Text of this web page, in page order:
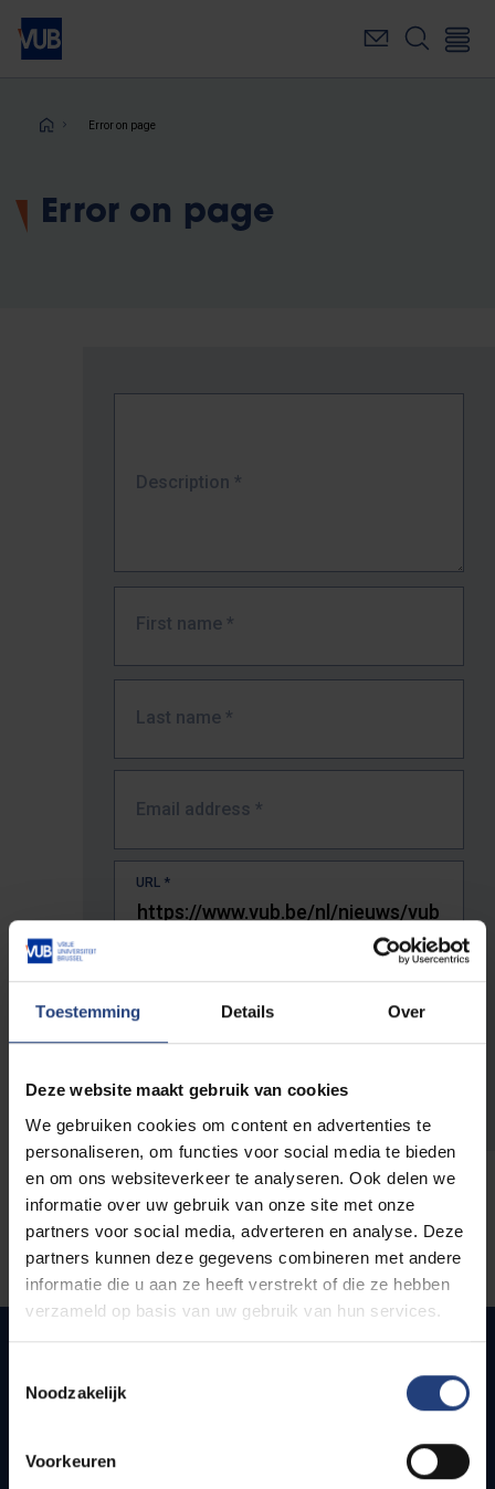
Toestemming Details Over
Deze website maakt gebruik van cookies
We gebruiken cookies om content en advertenties te
personaliseren, om functies voor social media te bieden
en om ons websiteverkeer te analyseren. Ook delen we
informatie over uw gebruik van onze site met onze
partners voor social media, adverteren en analyse. Deze
partners kunnen deze gegevens combineren met andere
informatie die u aan ze heeft verstrekt of die ze hebben
verzameld op basis van uw gebruik van hun services.
Noodzakelijk
Voorkeuren
Skip
main
Breadcrumb
Error on page
Error on page
Description *
First name *
Last name *
Email address *
URL *
The full URL of the page where you encountered the error.
Quick links